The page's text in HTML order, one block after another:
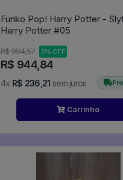
Funko Pop! Harry Potter -
Harry Potter #05
R$ 994,57 5% OFF
R$ 944,84
4x R$ 236,21 sem juros
Carrinho